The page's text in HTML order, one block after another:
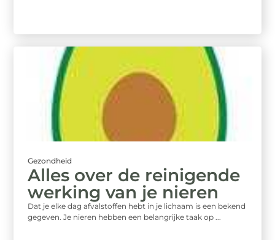
Gezondheid
Alles over de reinigende
werking van je nieren
Dat je elke dag afvalstoffen hebt in je lichaam is een bekend
gegeven. Je nieren hebben een belangrijke taak op ...